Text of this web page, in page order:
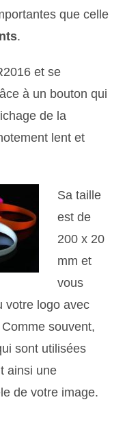
que celle
.
et se
à un bouton qui
de la
lent et
Sa taille
est de
200 x 20
mm et
vous
votre logo avec
souvent,
sont utilisées
ainsi une
de votre image.